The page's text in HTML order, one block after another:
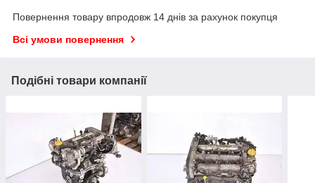
Повернення товару впродовж 14 днів за рахунок покупця
Всі умови повернення
Подібні товари компанії